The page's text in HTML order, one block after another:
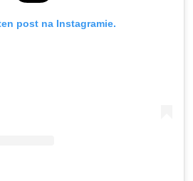
post na Instagramie.